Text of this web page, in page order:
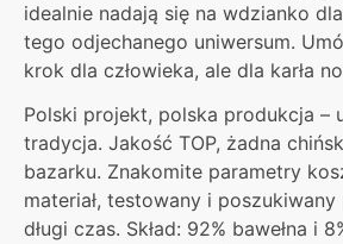
idealnie nadają się na wdzianko
tego odjechanego uniwersum.
krok dla człowieka, ale dla karła
Polski projekt, polska produkcja –
tradycja. Jakość TOP, żadna
bazarku. Znakomite parametry
materiał, testowany i
długi czas. Skład: 92% bawełna i